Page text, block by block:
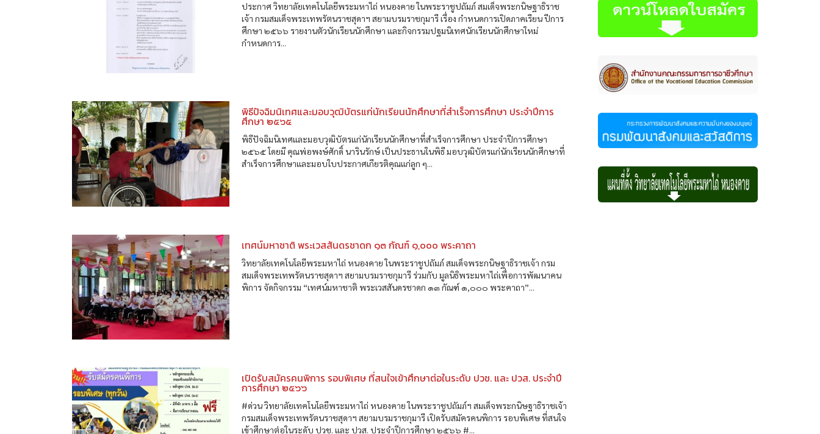
ประกาศ วิทยาลัยเทคโนโลยีพระมหาไถ่ หนองคาย ในพระราชูปถัมภ์ สมเด็จพระกนิษฐาธิราช
เจ้า กรมสมเด็จพระเทพรัตนราชสุดาฯ สยามบรมราชกุมารี เรื่อง กำหนดการเปิดภาคเรียน ปีการ
ศึกษา ๒๕๖๖ รายงานตัวนักเรียนนักศึกษา และกิจกรรมปฐมนิเทศนักเรียนนักศึกษาใหม่
กำหนดการ...
พิธีปัจฉิมนิเทศและมอบวุฒิบัตรแก่นักเรียนนักศึกษาที่สำเร็จการศึกษา ประจำปีการ
ศึกษา ๒๕๖๕
พิธีปัจฉิมนิเทศและมอบวุฒิบัตรแก่นักเรียนนักศึกษาที่สำเร็จการศึกษา ประจำปีการศึกษา
๒๕๖๕ โดยมี คุณพ่อพงษ์ศักดิ์ นารินรักษ์ เป็นประธานในพิธี มอบวุฒิบัตรแก่นักเรียนนักศึกษาที่
สำเร็จการศึกษาและมอบใบประกาศเกียรติคุณแก่ลูก ๆ...
เทศน์มหาชาติ พระเวสสันดรชาดก ๑๓ กัณฑ์ ๑,๐๐๐ พระคาถา
วิทยาลัยเทคโนโลยีพระมหาไถ่ หนองคาย ในพระราชูปถัมภ์ สมเด็จพระกนิษฐาธิราชเจ้า กรม
สมเด็จพระเทพรัตนราชสุดาฯ สยามบรมราชกุมารี ร่วมกับ มูลนิธิพระมหาไถ่เพื่อการพัฒนาคน
พิการ จัดกิจกรรม “เทศน์มหาชาติ พระเวสสันดรชาดก ๑๓ กัณฑ์ ๑,๐๐๐ พระคาถา”...
เปิดรับสมัครคนพิการ รอบพิเศษ ที่สนใจเข้าศึกษาต่อในระดับ ปวช. และ ปวส. ประจำปี
การศึกษา ๒๕๖๖
#ด่วน วิทยาลัยเทคโนโลยีพระมหาไถ่ หนองคาย ในพระราชูปถัมภ์ฯ สมเด็จพระกนิษฐาธิราชเจ้า
กรมสมเด็จพระเทพรัตนราชสุดาฯ สยามบรมราชกุมารี เปิดรับสมัครคนพิการ รอบพิเศษ ที่สนใจ
เข้าศึกษาต่อในระดับ ปวช. และ ปวส. ประจำปีการศึกษา ๒๕๖๖ #...